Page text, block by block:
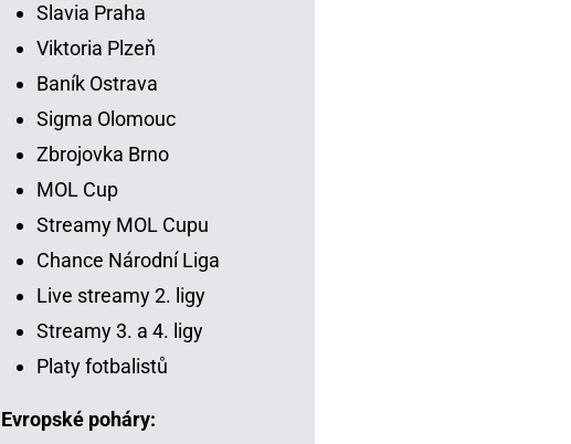
Slavia Praha
Viktoria Plzeň
Baník Ostrava
Sigma Olomouc
Zbrojovka Brno
MOL Cup
Streamy MOL Cupu
Chance Národní Liga
Live streamy 2. ligy
Streamy 3. a 4. ligy
Platy fotbalistů
Evropské poháry: